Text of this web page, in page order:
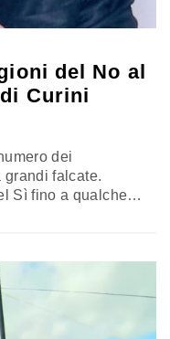
del No al
Curini
dei
falcate.
Sì fino a qualche
forse